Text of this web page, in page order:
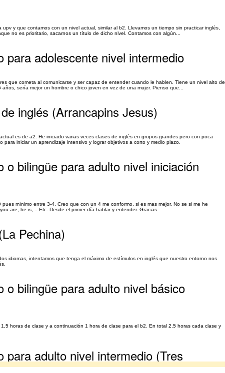
y que contamos con un nivel actual, similar al b2. Llevamos un tiempo sin practicar inglés,
no es prioritario, sacarnos un título de dicho nivel. Contamos con algún...
adolescente nivel intermedio
que cometa al comunicarse y ser capaz de entender cuando le hablen. Tiene un nivel alto de
sería mejor un hombre o chico joven en vez de una mujer. Pienso que...
inglés (Arrancapins Jesus)
es de a2. He iniciado varias veces clases de inglés en grupos grandes pero con poca
iniciar un aprendizaje intensivo y lograr objetivos a corto y medio plazo.
bilingüe para adulto nivel iniciación
mínimo entre 3-4. Creo que con un 4 me conformo, si es mas mejor. No se si me he
are, he is, .. Etc. Desde el primer día hablar y entender. Gracias
Pechina)
idiomas, intentamos que tenga el máximo de estímulos en inglés que nuestro entorno nos
bilingüe para adulto nivel básico
horas de clase y a continuación 1 hora de clase para el b2. En total 2.5 horas cada clase y
adulto nivel intermedio (Tres